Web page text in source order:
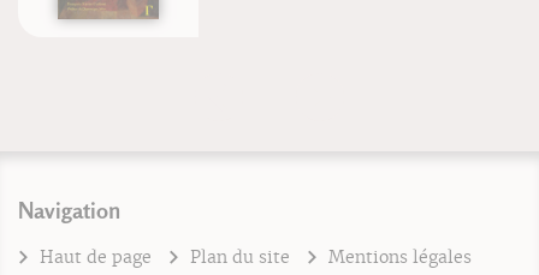
Navigation
Haut de page Plan du site
Mentions légales